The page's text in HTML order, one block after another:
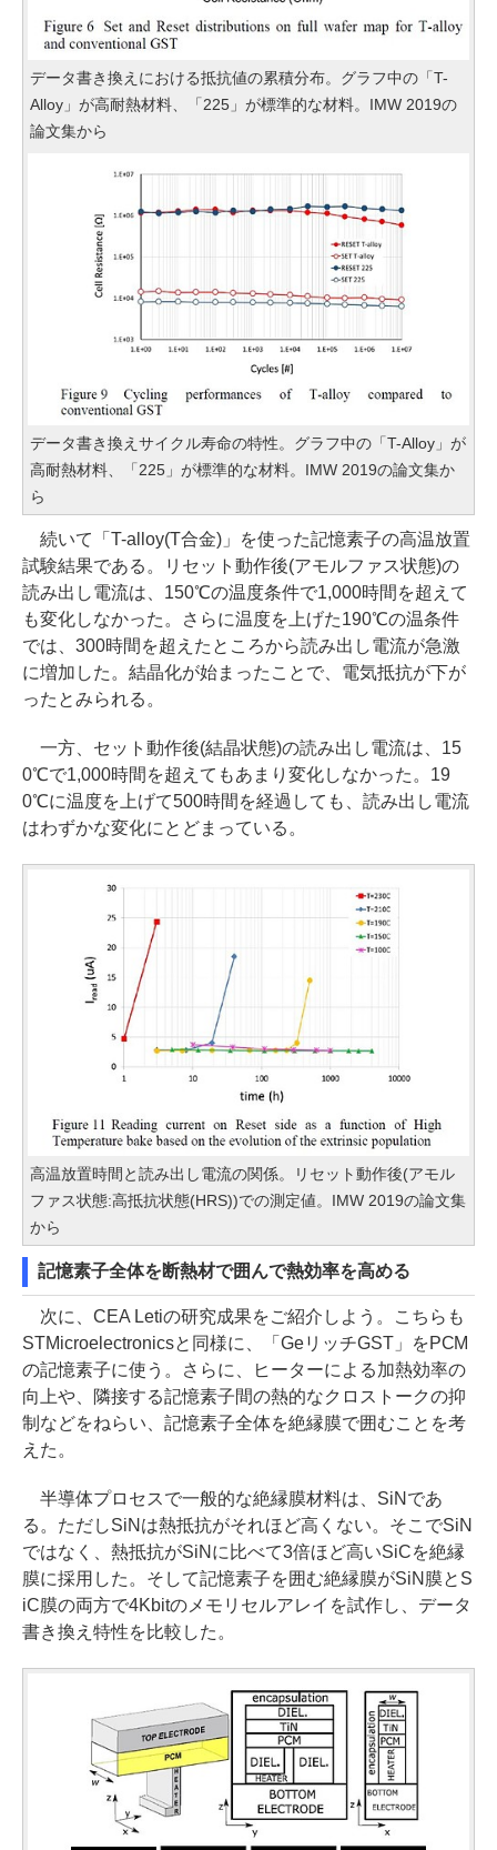
データ書き換えにおける抵抗値の累積分布。グラフ中の「T-
Alloy」が高耐熱材料、「225」が標準的な材料。IMW 2019の
論文集から
データ書き換えサイクル寿命の特性。グラフ中の「T-Alloy」が
高耐熱材料、「225」が標準的な材料。IMW 2019の論文集か
ら
続いて「T-alloy(T合金)」を使った記憶素子の高温放置
試験結果である。リセット動作後(アモルファス状態)の
読み出し電流は、150℃の温度条件で1,000時間を超えて
も変化しなかった。さらに温度を上げた190℃の温条件
では、300時間を超えたところから読み出し電流が急激
に増加した。結晶化が始まったことで、電気抵抗が下が
ったとみられる。
一方、セット動作後(結晶状態)の読み出し電流は、15
0℃で1,000時間を超えてもあまり変化しなかった。19
0℃に温度を上げて500時間を経過しても、読み出し電流
はわずかな変化にとどまっている。
高温放置時間と読み出し電流の関係。リセット動作後(アモル
ファス状態:高抵抗状態(HRS))での測定値。IMW 2019の論文集
から
記憶素子全体を断熱材で囲んで熱効率を高める
次に、CEA Letiの研究成果をご紹介しよう。こちらも
STMicroelectronicsと同様に、「GeリッチGST」をPCM
の記憶素子に使う。さらに、ヒーターによる加熱効率の
向上や、隣接する記憶素子間の熱的なクロストークの抑
制などをねらい、記憶素子全体を絶縁膜で囲むことを考
えた。
半導体プロセスで一般的な絶縁膜材料は、SiNであ
る。ただしSiNは熱抵抗がそれほど高くない。そこでSiN
ではなく、熱抵抗がSiNに比べて3倍ほど高いSiCを絶縁
膜に採用した。そして記憶素子を囲む絶縁膜がSiN膜とS
iC膜の両方で4Kbitのメモリセルアレイを試作し、データ
書き換え特性を比較した。